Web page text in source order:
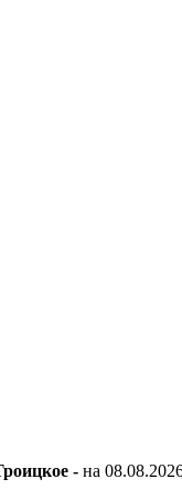
- на